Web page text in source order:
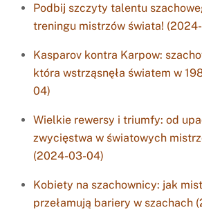
Podbij szczyty talentu
treningu mistrzów świata!
Kasparov kontra Karpow:
która wstrząsnęła światem w
04)
Wielkie rewersy i triumfy: od
zwycięstwa w światowych
(2024-03-04)
Kobiety na szachownicy: jak
przełamują bariery w szachach